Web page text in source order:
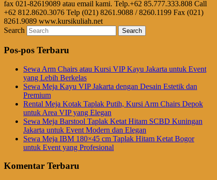
fax 021-82619089 atau email kami. Telp.+62 85.777.333.808 Call
+62 812.8620.3076 Telp (021) 8261.9088 / 8260.1199 Fax (021)
8261.9089 www.kursikuliah.net
Search
Pos-pos Terbaru
Sewa Arm Chairs atau Kursi VIP Kayu Jakarta untuk Event
yang Lebih Berkelas
Sewa Meja Kayu VIP Jakarta dengan Desain Estetik dan
Premium
Rental Meja Kotak Taplak Putih, Kursi Arm Chairs Depok
untuk Area VIP yang Elegan
Sewa Meja Barstool Taplak Ketat Hitam SCBD Kuningan
Jakarta untuk Event Modern dan Elegan
Sewa Meja IBM 180×45 cm Taplak Hitam Ketat Bogor
untuk Event yang Profesional
Komentar Terbaru